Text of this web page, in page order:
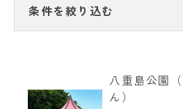
条件を絞り込む
八重島公園
ん）